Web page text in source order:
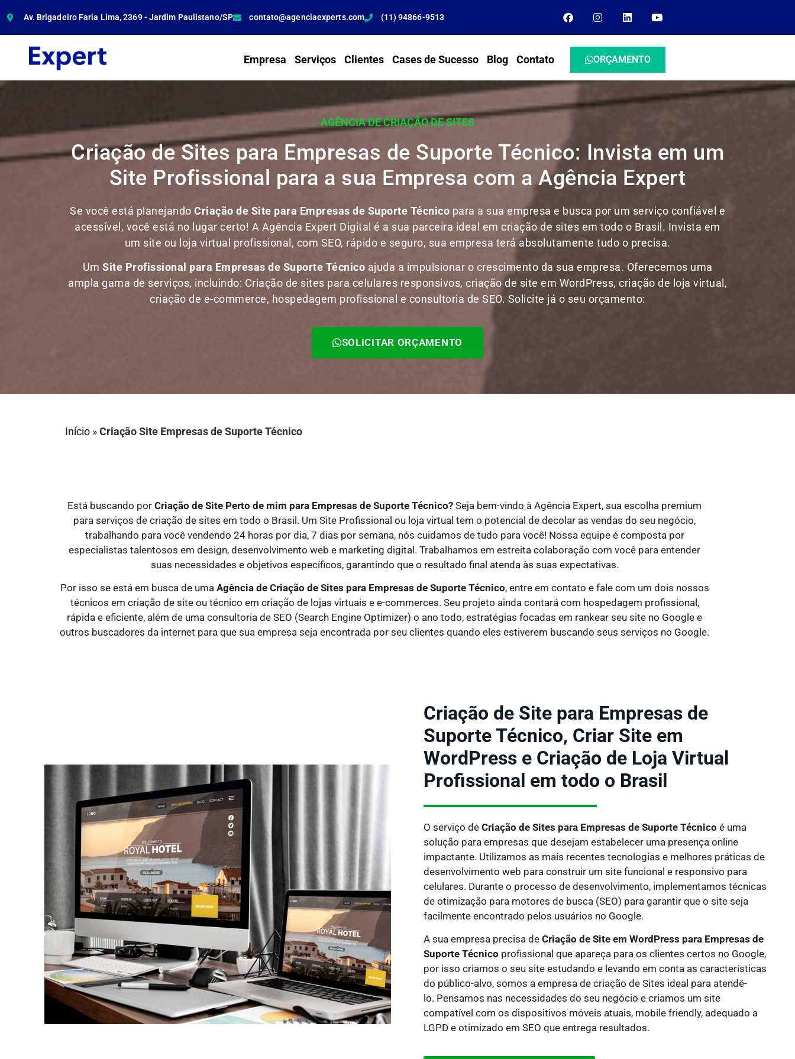
Av. Brigadeiro Faria Lima, 2369 - Jardim Paulistano/SP contato@agenciaexperts.com (11) 94866-9513
Empresa Serviços Clientes Cases de Sucesso Blog Contato ORÇAMENTO
AGÊNCIA DE CRIAÇÃO DE SITES
Criação de Sites para Empresas de Suporte Técnico: Invista em um
Site Profissional para a sua Empresa com a Agência Expert
Se você está planejando Criação de Site para Empresas de Suporte Técnico para a sua empresa e busca por um serviço confiável e
acessível, você está no lugar certo! A Agência Expert Digital é a sua parceira ideal em criação de sites em todo o Brasil. Invista em
um site ou loja virtual profissional, com SEO, rápido e seguro, sua empresa terá absolutamente tudo o precisa.
Um Site Profissional para Empresas de Suporte Técnico ajuda a impulsionar o crescimento da sua empresa. Oferecemos uma
ampla gama de serviços, incluindo: Criação de sites para celulares responsivos, criação de site em WordPress, criação de loja virtual,
criação de e-commerce, hospedagem profissional e consultoria de SEO. Solicite já o seu orçamento:
SOLICITAR ORÇAMENTO
Início »Criação Site Empresas de Suporte Técnico
Está buscando por Criação de Site Perto de mim para Empresas de Suporte Técnico? Seja bem-vindo à Agência Expert, sua escolha premium
para serviços de criação de sites em todo o Brasil. Um Site Profissional ou loja virtual tem o potencial de decolar as vendas do seu negócio,
trabalhando para você vendendo 24 horas por dia, 7 dias por semana, nós cuidamos de tudo para você! Nossa equipe é composta por
especialistas talentosos em design, desenvolvimento web e marketing digital. Trabalhamos em estreita colaboração com você para entender
suas necessidades e objetivos específicos, garantindo que o resultado final atenda às suas expectativas.
Por isso se está em busca de uma Agência de Criação de Sites para Empresas de Suporte Técnico, entre em contato e fale com um dois nossos
técnicos em criação de site ou técnico em criação de lojas virtuais e e-commerces. Seu projeto ainda contará com hospedagem profissional,
rápida e eficiente, além de uma consultoria de SEO (Search Engine Optimizer) o ano todo, estratégias focadas em rankear seu site no Google e
outros buscadores da internet para que sua empresa seja encontrada por seu clientes quando eles estiverem buscando seus serviços no Google.
Criação de Site para Empresas de
Suporte Técnico, Criar Site em
WordPress e Criação de Loja Virtual
Profissional em todo o Brasil
O serviço de Criação de Sites para Empresas de Suporte Técnico é uma
solução para empresas que desejam estabelecer uma presença online
impactante. Utilizamos as mais recentes tecnologias e melhores práticas de
desenvolvimento web para construir um site funcional e responsivo para
celulares. Durante o processo de desenvolvimento, implementamos técnicas
de otimização para motores de busca (SEO) para garantir que o site seja
facilmente encontrado pelos usuários no Google.
A sua empresa precisa de Criação de Site em WordPress para Empresas de
Suporte Técnico profissional que apareça para os clientes certos no Google,
por isso criamos o seu site estudando e levando em conta as características
do público-alvo, somos a empresa de criação de Sites ideal para atendê-
lo. Pensamos nas necessidades do seu negócio e criamos um site
compatível com os dispositivos móveis atuais, mobile friendly, adequado a
LGPD e otimizado em SEO que entrega resultados.